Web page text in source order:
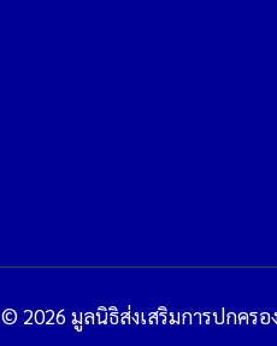
© 2026 มูลนิธิส่งเสริมการปกครอ